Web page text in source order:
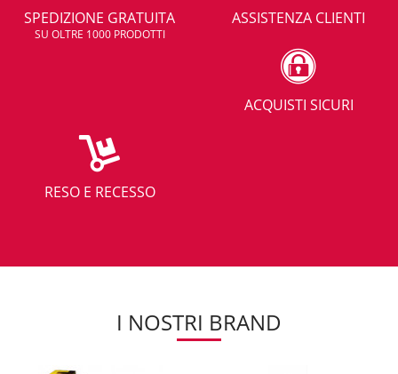
SPEDIZIONE GRATUITA
SU OLTRE 1000 PRODOTTI
ASSISTENZA CLIENTI
ACQUISTI SICURI
RESO E RECESSO
I NOSTRI BRAND